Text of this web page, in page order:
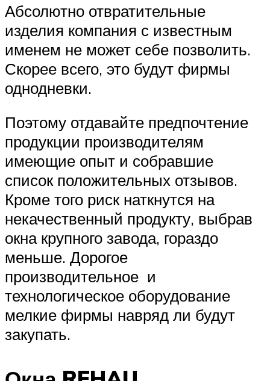
Абсолютно отвратительные
изделия компания с известным
именем не может себе позволить.
Скорее всего, это будут фирмы
однодневки.
Поэтому отдавайте предпочтение
продукции производителям
имеющие опыт и собравшие
список положительных отзывов.
Кроме того риск наткнутся на
некачественный продукту, выбрав
окна крупного завода, гораздо
меньше. Дорогое
производительное и
технологическое оборудование
мелкие фирмы навряд ли будут
закупать.